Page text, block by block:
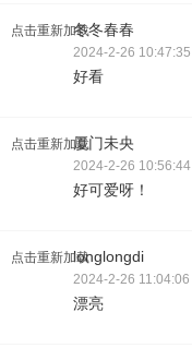
点击重新加载冬冬春春
2024-2-26 10:47:35
好看
点击重新加载厦门未央
2024-2-26 10:56:44
好可爱呀！
点击重新加载longlongdi
2024-2-26 11:04:06
漂亮